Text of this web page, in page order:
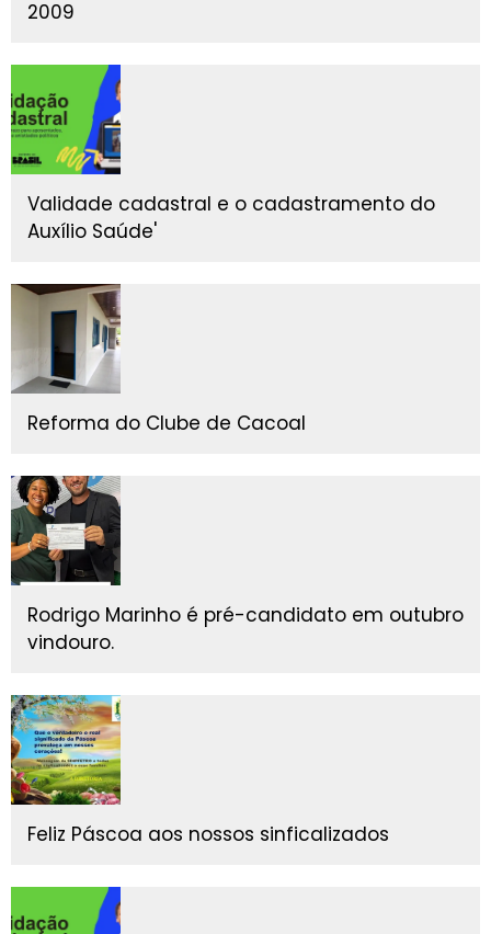
2009
Validade cadastral e o cadastramento do
Auxílio Saúde'
Reforma do Clube de Cacoal
Rodrigo Marinho é pré-candidato em outubro
vindouro.
Feliz Páscoa aos nossos sinficalizados